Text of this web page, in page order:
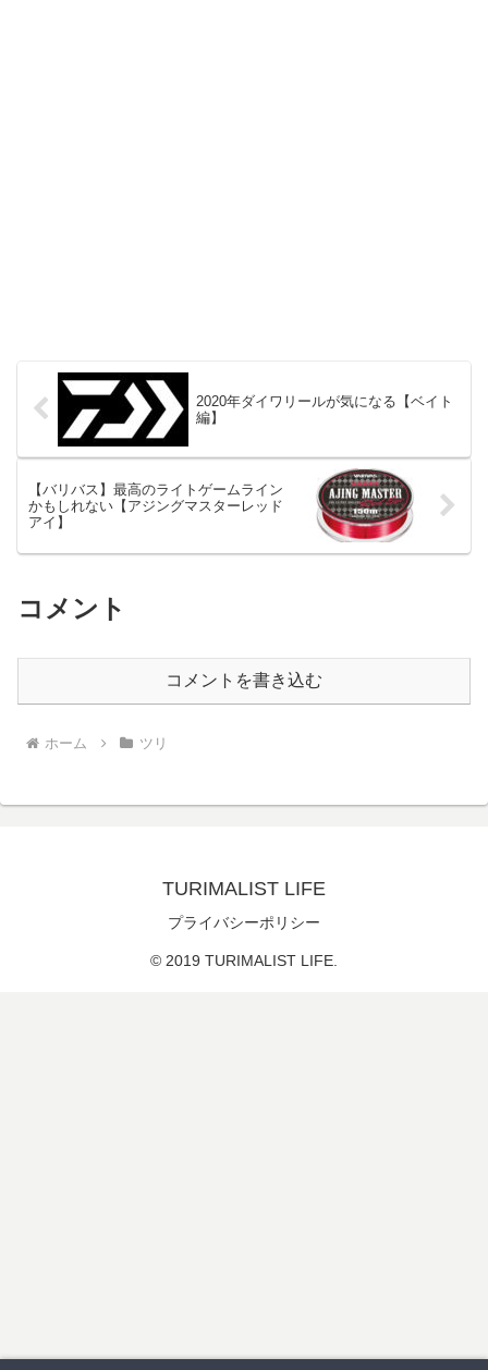
2020年ダイワリールが気になる【ベイト
編】
【バリバス】最高のライトゲームライン
かもしれない【アジングマスターレッド
アイ】
コメント
コメントを書き込む
ホーム ツリ
TURIMALIST LIFE
プライバシーポリシー
© 2019 TURIMALIST LIFE.